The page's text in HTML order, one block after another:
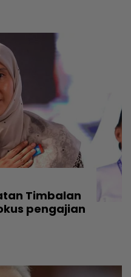
Timbalan
pengajian